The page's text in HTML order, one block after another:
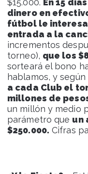
$15.000. En 15
dinero en
fútbol le
entrada a la
incrementos
torneo), que los
sorteará el bono
hablamos, y según
a cada Club el
millones de
un millón y medio
parámetro que un
$250.000. Cifras